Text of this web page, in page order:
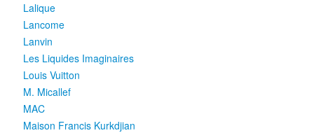
Lalique
Lancome
Lanvin
Les Liquides Imaginaires
Louis Vuitton
M. Micallef
MAC
Maison Francis Kurkdjian